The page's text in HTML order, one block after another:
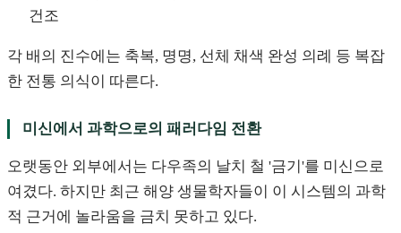
건조
각 배의 진수에는 축복, 명명, 선체 채색 완성 의례 등 복잡
한 전통 의식이 따른다.
미신에서 과학으로의 패러다임 전환
오랫동안 외부에서는 다우족의 날치 철 '금기'를 미신으로
여겼다. 하지만 최근 해양 생물학자들이 이 시스템의 과학
적 근거에 놀라움을 금치 못하고 있다.